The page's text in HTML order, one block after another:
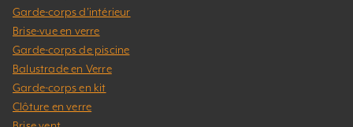
Garde-corps d’intérieur
Brise-vue en verre
Garde-corps de piscine
Balustrade en Verre
Garde-corps en kit
Clôture en verre